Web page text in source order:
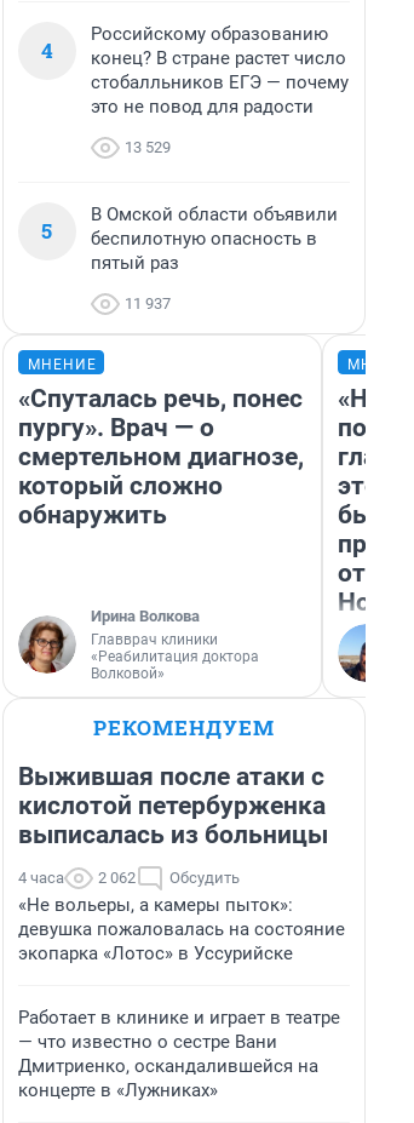
4
Российскому образованию
конец? В стране растет число
стобалльников ЕГЭ — почему
это не повод для радости
13 529
5
В Омской области объявили
беспилотную опасность в
пятый раз
11 937
МНЕНИЕ
«Спуталась речь, понес
пургу». Врач — о
смертельном диагнозе,
который сложно
обнаружить
Ирина Волкова
Главврач клиники
«Реабилитация доктора
Волковой»
этого
бьет
РЕКОМЕНДУЕМ
Выжившая после атаки с
кислотой петербурженка
выписалась из больницы
4 часа 2 062 Обсудить
«Не вольеры, а камеры пыток»:
девушка пожаловалась на состояние
экопарка «Лотос» в Уссурийске
Работает в клинике и играет в театре
— что известно о сестре Вани
Дмитриенко, оскандалившейся на
концерте в «Лужниках»